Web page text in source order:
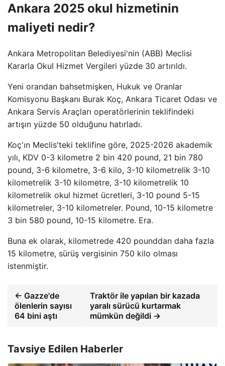
Ankara 2025 okul hizmetinin
maliyeti nedir?
Ankara Metropolitan Belediyesi'nin (ABB) Meclisi
Kararla Okul Hizmet Vergileri yüzde 30 artırıldı.
Yeni orandan bahsetmişken, Hukuk ve Oranlar
Komisyonu Başkanı Burak Koç, Ankara Ticaret Odası ve
Ankara Servis Araçları operatörlerinin teklifindeki
artışın yüzde 50 olduğunu hatırladı.
Koç'ın Meclis'teki teklifine göre, 2025-2026 akademik
yılı, KDV 0-3 kilometre 2 bin 420 pound, 21 bin 780
pound, 3-6 kilometre, 3-6 kilo, 3-10 kilometrelik 3-10
kilometrelik 3-10 kilometre, 3-10 kilometrelik 10
kilometrelik okul hizmet ücretleri, 3-10 pound 5-15
kilometreler, 3-10 kilometreler. Pound, 10-15 kilometre
3 bin 580 pound, 10-15 kilometre. Era.
Buna ek olarak, kilometrede 420 pounddan daha fazla
15 kilometre, sürüş vergisinin 750 kilo olması
istenmiştir.
← Gazze'de
ölenlerin sayısı
64 bini aştı
Traktör ile yapılan bir kazada
yaralı sürücü kurtarmak
mümkün değildi →
Tavsiye Edilen Haberler